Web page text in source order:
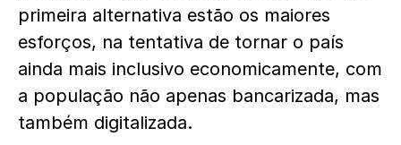
primeira alternativa estão os maiores
esforços, na tentativa de tornar o país
ainda mais inclusivo economicamente, com
a população não apenas bancarizada, mas
também digitalizada.